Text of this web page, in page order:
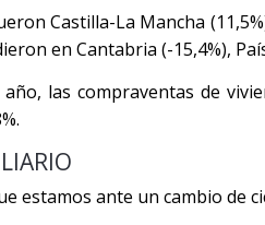
Castilla-La Mancha
en Cantabria (-15,4%),
las compraventas de
estamos ante un cambio de